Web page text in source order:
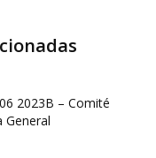
2023B – Comité
General